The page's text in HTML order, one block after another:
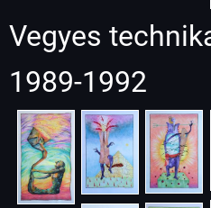
Vegyes
1989-1992